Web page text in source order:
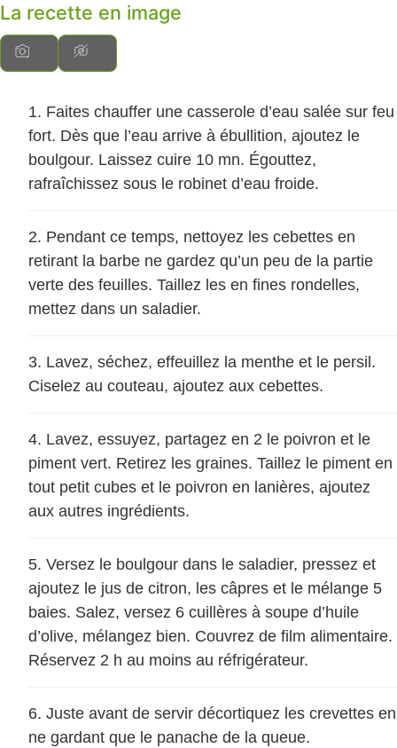
La recette en image
Faites chauffer une casserole d’eau salée sur feu
fort. Dès que l’eau arrive à ébullition, ajoutez le
boulgour. Laissez cuire 10 mn. Égouttez,
rafraîchissez sous le robinet d’eau froide.
Pendant ce temps, nettoyez les cebettes en
retirant la barbe ne gardez qu’un peu de la partie
verte des feuilles. Taillez les en fines rondelles,
mettez dans un saladier.
Lavez, séchez, effeuillez la menthe et le persil.
Ciselez au couteau, ajoutez aux cebettes.
Lavez, essuyez, partagez en 2 le poivron et le
piment vert. Retirez les graines. Taillez le piment en
tout petit cubes et le poivron en lanières, ajoutez
aux autres ingrédients.
Versez le boulgour dans le saladier, pressez et
ajoutez le jus de citron, les câpres et le mélange 5
baies. Salez, versez 6 cuillères à soupe d’huile
d’olive, mélangez bien. Couvrez de film alimentaire.
Réservez 2 h au moins au réfrigérateur.
Juste avant de servir décortiquez les crevettes en
ne gardant que le panache de la queue.